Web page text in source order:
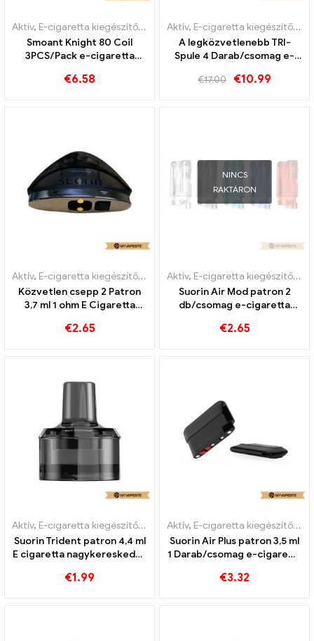
Aktív, E-cigaretta kiegészítők ,
Párologtató
Smoant Knight 80 Coil
3PCS/Pack e-cigaretta
€6.58
Aktív, E-cigaretta kiegészítők ,
A legközvetlenebb TRI-
Spule 4 Darab/csomag e-
丨Egyedi
€17.00 €10.99
Aktív, E-cigaretta kiegészítők ,
Párologtató
Közvetlen csepp 2 Patron
3,7 ml 1 ohm E Cigaretta
€2.65
NINCS
RAKTÁRON
Aktív, E-cigaretta kiegészítők ,
Suorin Air Mod patron 2
db/csomag e-cigaretta
€2.65
Aktív, E-cigaretta kiegészítők ,
Párologtató
Suorin Trident patron 4,4 ml
E cigaretta nagykereskedés
€1.99
Aktív, E-cigaretta kiegészítők ,
Suorin Air Plus patron 3,5 ml
1 Darab/csomag e-cigaretta
€3.32